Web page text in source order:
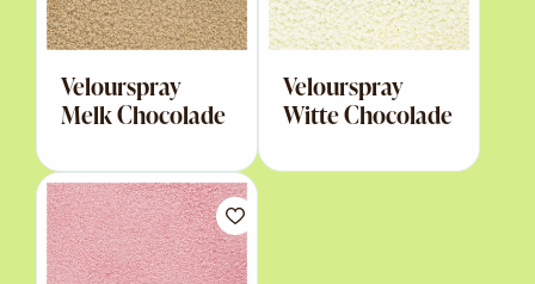
Velourspray
Melk Chocolade
Velourspray
Witte Chocolade